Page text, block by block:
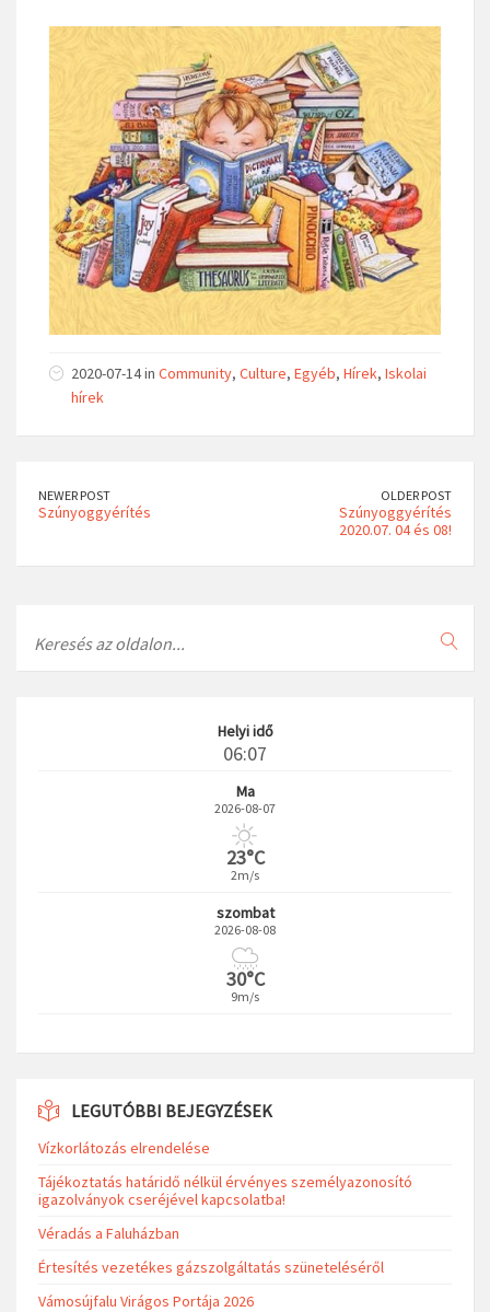
2020-07-14 in Community, Culture, Egyéb, Hírek, Iskolai
hírek
NEWER POST
Szúnyoggyérítés
OLDER POST
Szúnyoggyérítés
2020.07. 04 és 08!
Helyi idő
06:07
Ma
2026-08-07
23°C
2m/s
szombat
2026-08-08
30°C
9m/s
LEGUTÓBBI BEJEGYZÉSEK
Vízkorlátozás elrendelése
Tájékoztatás határidő nélkül érvényes személyazonosító
igazolványok cseréjével kapcsolatba!
Véradás a Faluházban
Értesítés vezetékes gázszolgáltatás szüneteléséről
Vámosújfalu Virágos Portája 2026